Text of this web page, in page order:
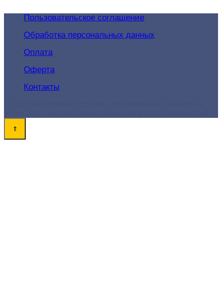
Пользовательское соглашение
Обработка персональных данных
Оплата
Оферта
Контакты